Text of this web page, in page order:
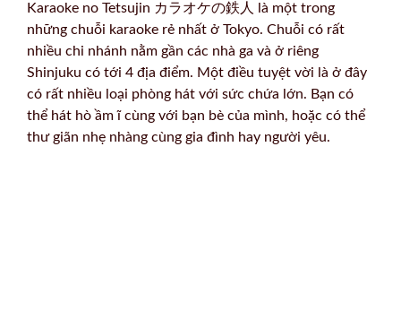
Karaoke no Tetsujin カラオケの鉄人 là một trong
những chuỗi karaoke rẻ nhất ở Tokyo. Chuỗi có rất
nhiều chi nhánh nằm gần các nhà ga và ở riêng
Shinjuku có tới 4 địa điểm. Một điều tuyệt vời là ở đây
có rất nhiều loại phòng hát với sức chứa lớn. Bạn có
thể hát hò ầm ĩ cùng với bạn bè của mình, hoặc có thể
thư giãn nhẹ nhàng cùng gia đình hay người yêu.